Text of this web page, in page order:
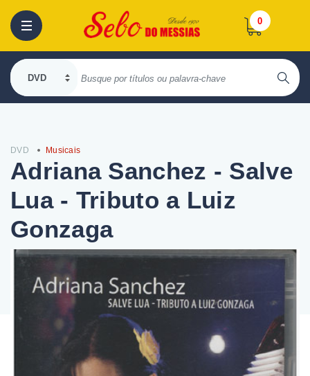
0
DVD Musicais
Adriana Sanchez - Salve
Lua - Tributo a Luiz
Gonzaga